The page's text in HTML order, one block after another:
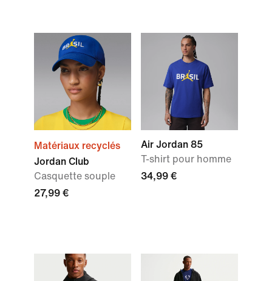
Matériaux recyclés
Jordan Club
Casquette souple
27,99 €
Air Jordan 85
T-shirt pour homme
34,99 €